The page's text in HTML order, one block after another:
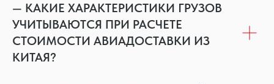
— КАКИЕ ХАРАКТЕРИСТИКИ ГРУЗОВ
УЧИТЫВАЮТСЯ ПРИ РАСЧЕТЕ
СТОИМОСТИ АВИАДОСТАВКИ ИЗ
КИТАЯ?